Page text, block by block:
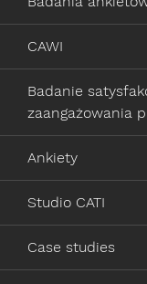
CAWI
Badanie
zaangażowania
Ankiety
Studio CATI
Case studies